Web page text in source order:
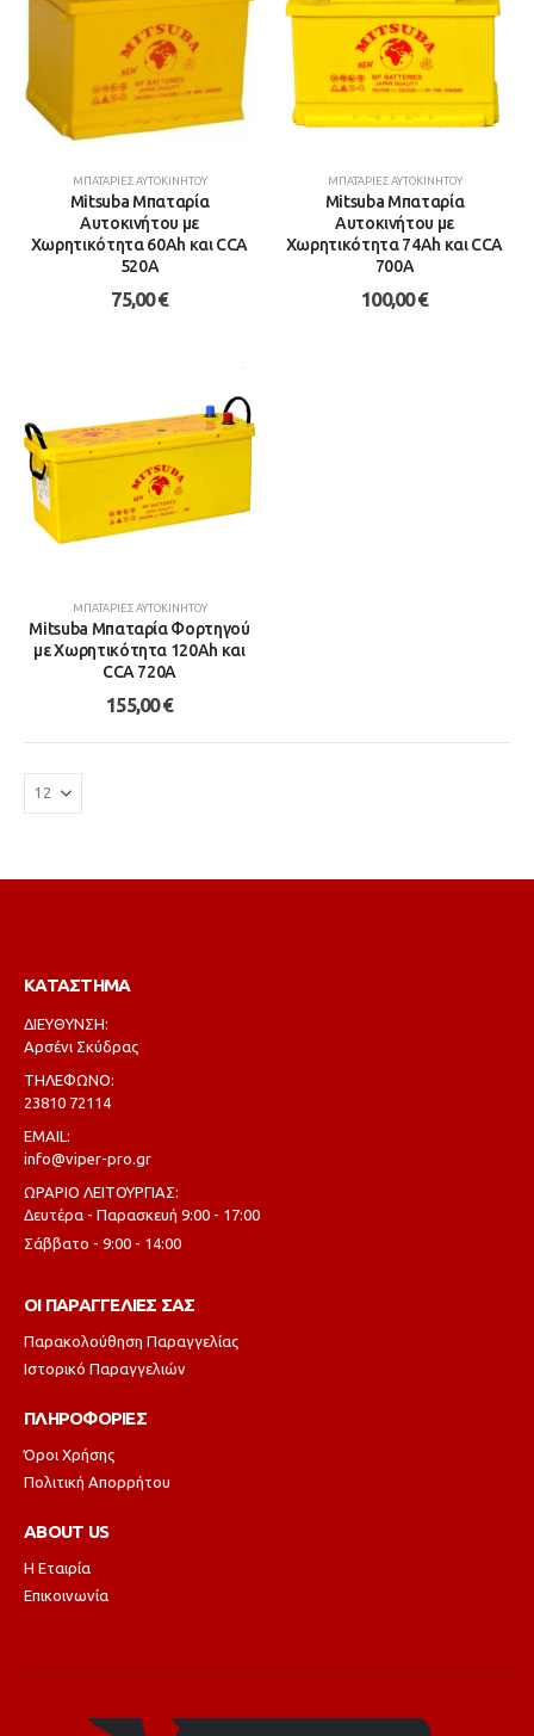
ΜΠΑΤΑΡΊΕΣ ΑΥΤΟΚΙΝΉΤΟΥ
Mitsuba Μπαταρία
Αυτοκινήτου με
Χωρητικότητα 60Ah και CCA
520A
75,00€
ΜΠΑΤΑΡΊΕΣ ΑΥΤΟΚΙΝΉΤΟΥ
Mitsuba Μπαταρία
Αυτοκινήτου με
Χωρητικότητα 74Ah και CCA
700A
100,00€
ΜΠΑΤΑΡΊΕΣ ΑΥΤΟΚΙΝΉΤΟΥ
Mitsuba Μπαταρία Φορτηγού
με Χωρητικότητα 120Ah και
CCA 720A
155,00€
ΚΑΤΑΣΤΗΜΑ
ΔΙΕΥΘΥΝΣΗ:
Αρσένι Σκύδρας
ΤΗΛΕΦΩΝΟ:
23810 72114
EMAIL:
info@viper-pro.gr
ΩΡΑΡΙΟ ΛΕΙΤΟΥΡΓΙΑΣ:
Δευτέρα - Παρασκευή 9:00 - 17:00
Σάββατο - 9:00 - 14:00
ΟΙ ΠΑΡΑΓΓΕΛΙΕΣ ΣΑΣ
Παρακολούθηση Παραγγελίας
Ιστορικό Παραγγελιών
ΠΛΗΡΟΦΟΡΙΕΣ
Όροι Χρήσης
Πολιτική Απορρήτου
ABOUT US
Η Εταιρία
Επικοινωνία